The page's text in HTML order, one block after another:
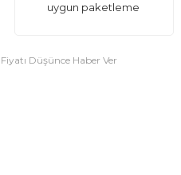
uygun paketleme
Fiyatı Düşünce Haber Ver